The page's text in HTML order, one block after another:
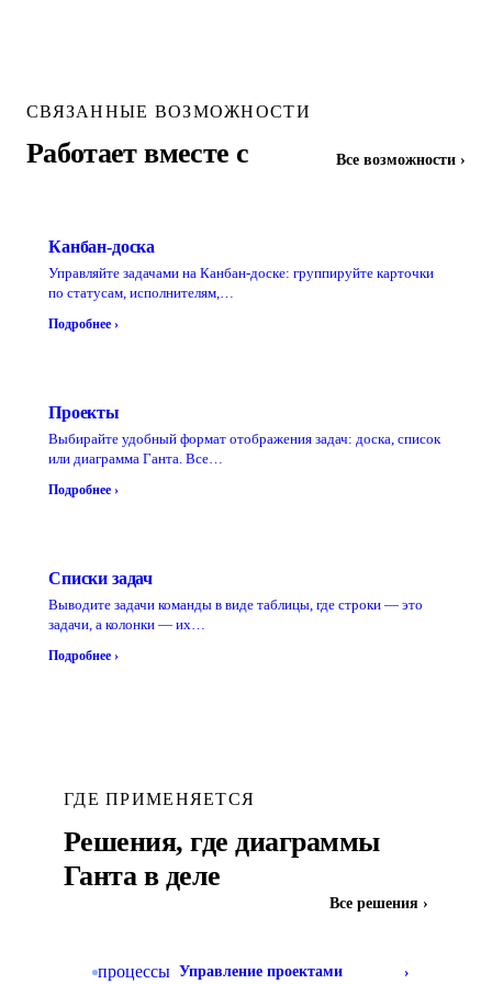
СВЯЗАННЫЕ ВОЗМОЖНОСТИ
Работает вместе с Все возможности ›
Канбан-доска
Управляйте задачами на Канбан-доске: группируйте карточки
по статусам, исполнителям,…
Подробнее ›
Проекты
Выбирайте удобный формат отображения задач: доска, список
или диаграмма Ганта. Все…
Подробнее ›
Списки задач
Выводите задачи команды в виде таблицы, где строки — это
задачи, а колонки — их…
Подробнее ›
ГДЕ ПРИМЕНЯЕТСЯ
Решения, где диаграммы
Ганта в деле
Все решения ›
процессы Управление проектами ›